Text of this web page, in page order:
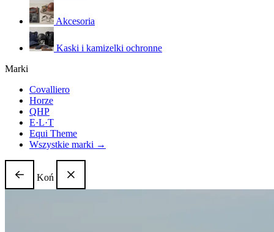
Akcesoria
Kaski i kamizelki ochronne
Marki
Covalliero
Horze
QHP
E·L·T
Equi Theme
Wszystkie marki →
Koń